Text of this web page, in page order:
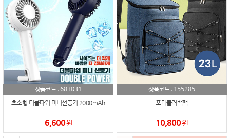
상품코드 : 683031
초소형 더블파워 미니선풍기 2000mAh
6,600원
상품코드 : 155285
포터쿨러백팩
10,800원